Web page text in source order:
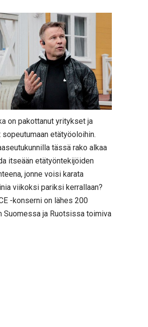
on pakottanut yritykset ja
etätyöoloihin.
tässä rako alkaa
itseään etätyöntekijöiden
jonne voisi karata
viikoksi pariksi kerrallaan?
-konserni on lähes 200
Suomessa ja Ruotsissa toimiva